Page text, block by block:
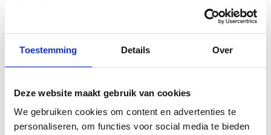
Toestemming Details Over
Deze website maakt gebruik van cookies
We gebruiken cookies om content en advertenties te
personaliseren, om functies voor social media te bieden
Glasverzegeling
Hardglas keurmerk